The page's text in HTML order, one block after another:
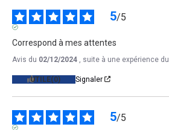
5/5
Correspond à mes attentes
Avis du 02/12/2024 , suite à une expérience du
UTILE(0) Signaler
5/5